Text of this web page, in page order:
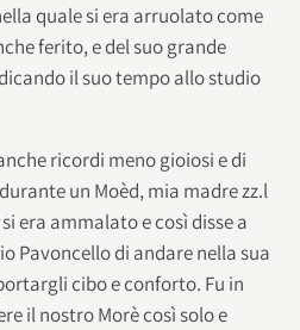
quale si era arruolato come
ferito, e del suo grande
il suo tempo allo studio
ricordi meno gioiosi e di
un Moèd, mia madre zz.l
era ammalato e così disse a
Pavoncello di andare nella sua
cibo e conforto. Fu in
il nostro Morè così solo e